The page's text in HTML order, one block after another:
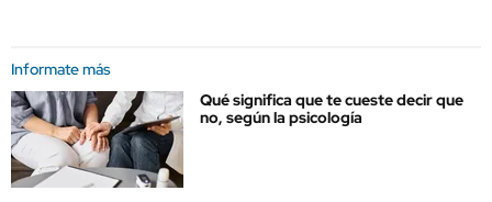
Informate más
Qué significa que te cueste decir que
no, según la psicología